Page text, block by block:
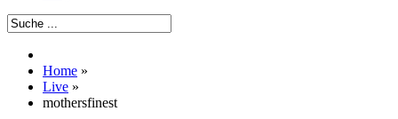
Home »
Live »
mothersfinest